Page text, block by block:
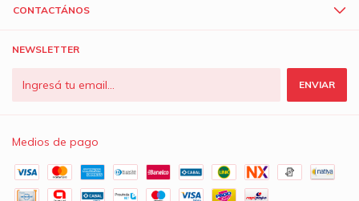
CONTACTÁNOS
NEWSLETTER
Medios de pago